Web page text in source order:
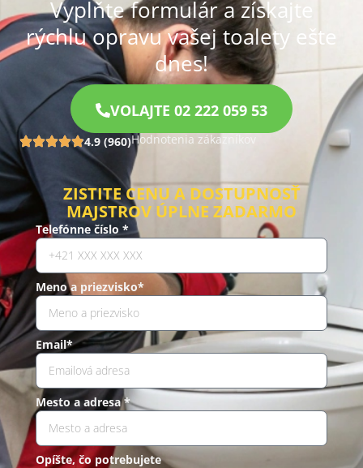
Vyplňte formulár a získajte
rýchlu opravu vašej toalety ešte
dnes!
VOLAJTE 02 222 059 53
4.9 (960)Hodnotenia zákazníkov
ZISTITE CENU A DOSTUPNOSŤ
MAJSTROV ÚPLNE ZADARMO
Telefónne číslo *
Meno a priezvisko*
Email*
Mesto a adresa *
Opíšte, čo potrebujete